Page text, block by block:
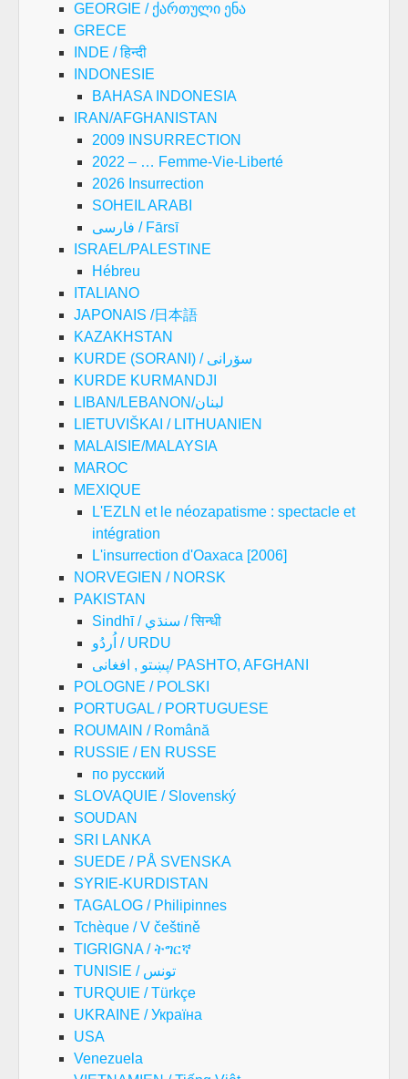
GEORGIE / ქართული ენა
GRECE
INDE / हिन्दी
INDONESIE
BAHASA INDONESIA
IRAN/AFGHANISTAN
2009 INSURRECTION
2022 – … Femme-Vie-Liberté
2026 Insurrection
SOHEIL ARABI
فارسی / Fārsī
ISRAEL/PALESTINE
Hébreu
ITALIANO
JAPONAIS /日本語
KAZAKHSTAN
KURDE (SORANI) / سۆرانی
KURDE KURMANDJI
LIBAN/LEBANON/لبنان
LIETUVIŠKAI / LITHUANIEN
MALAISIE/MALAYSIA
MAROC
MEXIQUE
L'EZLN et le néozapatisme : spectacle et
intégration
L'insurrection d'Oaxaca [2006]
NORVEGIEN / NORSK
PAKISTAN
Sindhī / سنڌي / सिन्धी
اُردُو / URDU
پښتو , افغانی/ PASHTO, AFGHANI
POLOGNE / POLSKI
PORTUGAL / PORTUGUESE
ROUMAIN / Română
RUSSIE / EN RUSSE
по русский
SLOVAQUIE / Slovenský
SOUDAN
SRI LANKA
SUEDE / PÅ SVENSKA
SYRIE-KURDISTAN
TAGALOG / Philipinnes
Tchèque / V češtině
TIGRIGNA / ትግርኛ
TUNISIE / تونس
TURQUIE / Türkçe
UKRAINE / Україна
USA
Venezuela